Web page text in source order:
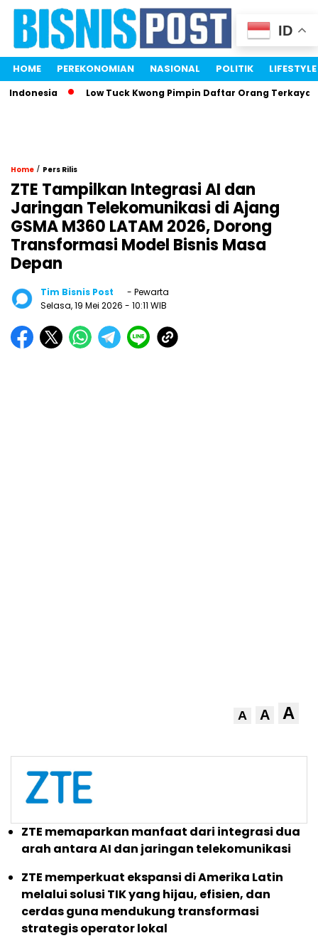
HOME PEREKONOMIAN NASIONAL POLITIK LIFESTYLE
Low Tuck Kwong Pimpin Daftar Orang Terkaya
Home / Pers Rilis
ZTE Tampilkan Integrasi AI dan
Jaringan Telekomunikasi di Ajang
GSMA M360 LATAM 2026, Dorong
Transformasi Model Bisnis Masa
Depan
Tim Bisnis Post
- Pewarta
Selasa, 19 Mei 2026 - 10:11 WIB
A A A
ZTE memaparkan manfaat dari integrasi dua
arah antara AI dan jaringan telekomunikasi
ZTE memperkuat ekspansi di Amerika Latin
melalui solusi TIK yang hijau, efisien, dan
cerdas guna mendukung transformasi
strategis operator lokal
ID